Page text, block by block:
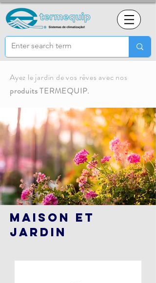
Ayez le jardin de vos rêves avec nos
produits TERMEQUIP.
Maison et
jardin